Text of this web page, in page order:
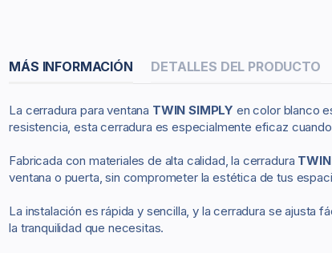
MÁS INFORMACIÓN DETALLES DEL PRODUCTO
La cerradura para ventana TWIN SIMPLY en color blanco
resistencia, esta cerradura es especialmente eficaz
Fabricada con materiales de alta calidad, la cerradura
ventana o puerta, sin comprometer la estética de tus
La instalación es rápida y sencilla, y la cerradura se ajusta
la tranquilidad que necesitas.